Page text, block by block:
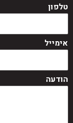
טלפון
אימייל
הודעה